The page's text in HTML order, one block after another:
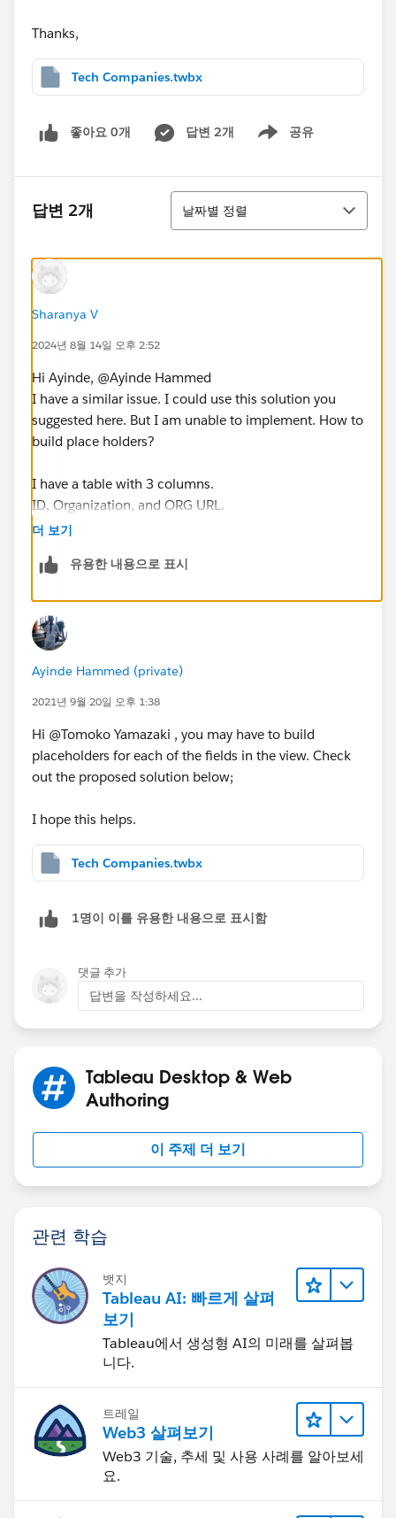
Thanks,
Tech Companies.twbx
좋아요 0개 답변 2개 공유
Show menu
답변 2개
정렬
날짜별 정렬
Sharanya V
2024년 8월 14일 오후 2:52
Hi Ayinde, @Ayinde Hammed​
I have a similar issue. I could use this solution you
suggested here. But I am unable to implement. How to
build place holders?
I have a table with 3 columns.
ID, Organization, and ORG URL.
On clicking on ORG URL column the URL action must
column is also triggering the URL action.
I am trying to find a solution for this.
더 보기
유용한 내용으로 표시
Ayinde Hammed (private)
2021년 9월 20일 오후 1:38
Hi @Tomoko Yamazaki​ , you may have to build
placeholders for each of the fields in the view. Check
out the proposed solution below;
I hope this helps.
Tech Companies.twbx
1명이 이를 유용한 내용으로 표시함
댓글 추가
답변을 작성하세요...
Tableau Desktop & Web
Authoring
이 주제 더 보기
관련 학습
뱃지
Tableau AI: 빠르게 살펴
보기
Tableau에서 생성형 AI의 미래를 살펴봅
니다.
트레일
Web3 살펴보기
Web3 기술, 추세 및 사용 사례를 알아보세
요.